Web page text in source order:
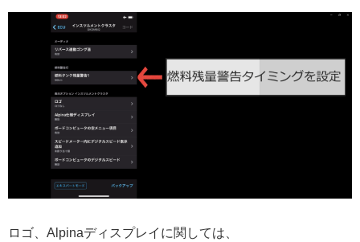
ロゴ、Alpinaディスプレイに関しては、